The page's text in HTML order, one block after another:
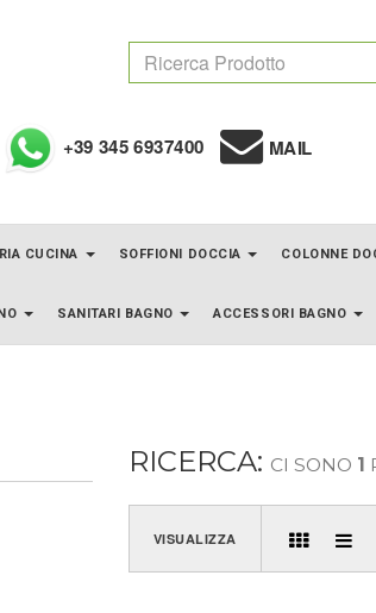
+39 345 6937400 MAIL
CUCINA SOFFIONI DOCCIA COLONNE
SANITARI BAGNO ACCESSORI BAGNO
RICERCA: CI SONO 1
VISUALIZZA